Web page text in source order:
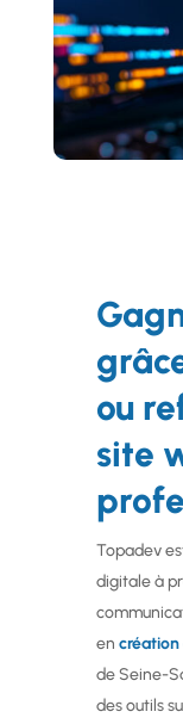
ou
site
Topadev
digitale à
en
de Seine-
des outils